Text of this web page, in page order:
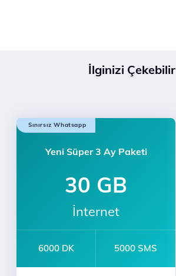
İlginizi Çekebilir
Sınırsız Whatsapp
Yeni Süper 3 Ay Paketi
30 GB
İnternet
6000 DK 5000 SMS